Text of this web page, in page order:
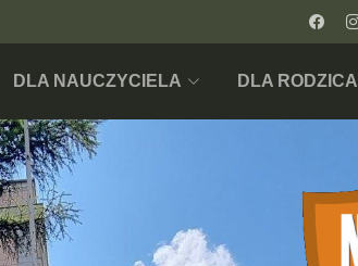
DLA NAUCZYCIELA DLA RODZICA